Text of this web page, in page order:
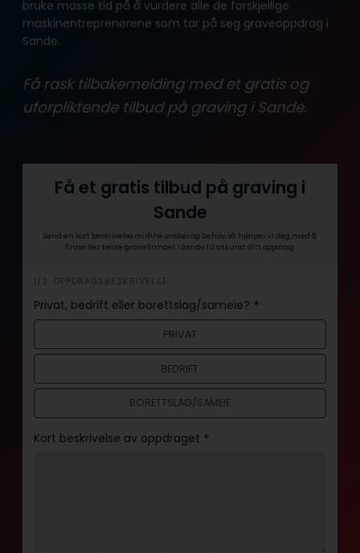
bruke masse tid på å vurdere alle de forskjellige
maskinentreprenørene som tar på seg graveoppdrag i
Sande.
Få rask tilbakemelding med et gratis og
uforpliktende tilbud på graving i Sande.
Få et gratis tilbud på graving i
Sande
Send en kort beskrivelse av dine ønsker og behov, så hjelper vi deg med å
finne det beste gravefirmaet i Sande til akkurat ditt oppdrag.
i
n
n
o
d
1/2: OPPDRAGSBESKRIVELSE
Privat, bedrift eller borettslag/sameie? *
PRIVAT
BEDRIFT
BORETTSLAG/SAMEIE
Kort beskrivelse av oppdraget *